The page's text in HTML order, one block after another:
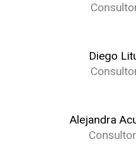
Diego
Alejandra